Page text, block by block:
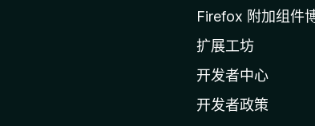
Firefox 附加组件
扩展工坊
开发者中心
开发者政策